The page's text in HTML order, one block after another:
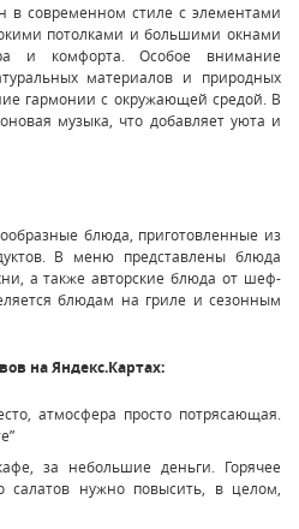
в современном стиле с элементами
потолками и большими окнами
и комфорта. Особое внимание
материалов и природных
гармонии с окружающей средой. В
музыка, что добавляет уюта и
блюда, приготовленные из
В меню представлены блюда
а также авторские блюда от шеф-
блюдам на гриле и сезонным
на Яндекс.Картах:
атмосфера просто потрясающая.
за небольшие деньги. Горячее
салатов нужно повысить, в целом,